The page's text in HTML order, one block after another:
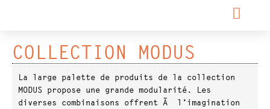
COLLECTION MODUS
La large palette de produits de la collection
MODUS propose une grande modularité. Les
diverses combinaisons offrent Ã l’imagination